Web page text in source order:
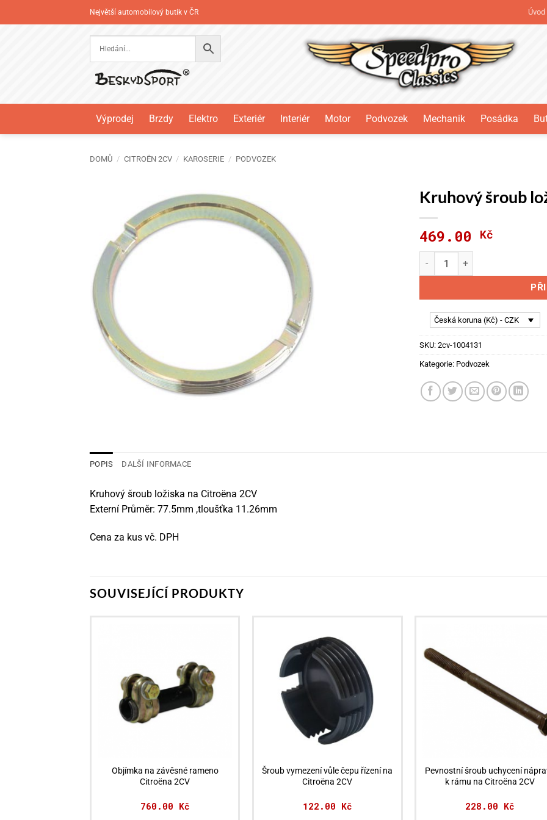
na
Největší automobilový butik v ČR Úvod
Výprodej Brzdy Elektro Exteriér Interiér Motor Podvozek Mechanik Posádka
DOMŮ / CITROËN 2CV / KAROSERIE / PODVOZEK
Kruhový šroub
469.00 Kč
Kruhový šroub ložiska na
Česká koruna (Kč) - CZK
SKU: 2cv-1004131
Kategorie: Podvozek
POPIS DALŠÍ INFORMACE
Kruhový šroub ložiska na Citroëna 2CV
Externí Průměr: 77.5mm ,tloušťka 11.26mm
Cena za kus vč. DPH
SOUVISEJÍCÍ PRODUKTY
Objímka na závěsné rameno
Citroëna 2CV
760.00 Kč
Šroub vymezení vůle čepu řízení na
Citroëna 2CV
122.00 Kč
Pevnostní šroub uchycení
k rámu na Citroëna 2CV
228.00 Kč